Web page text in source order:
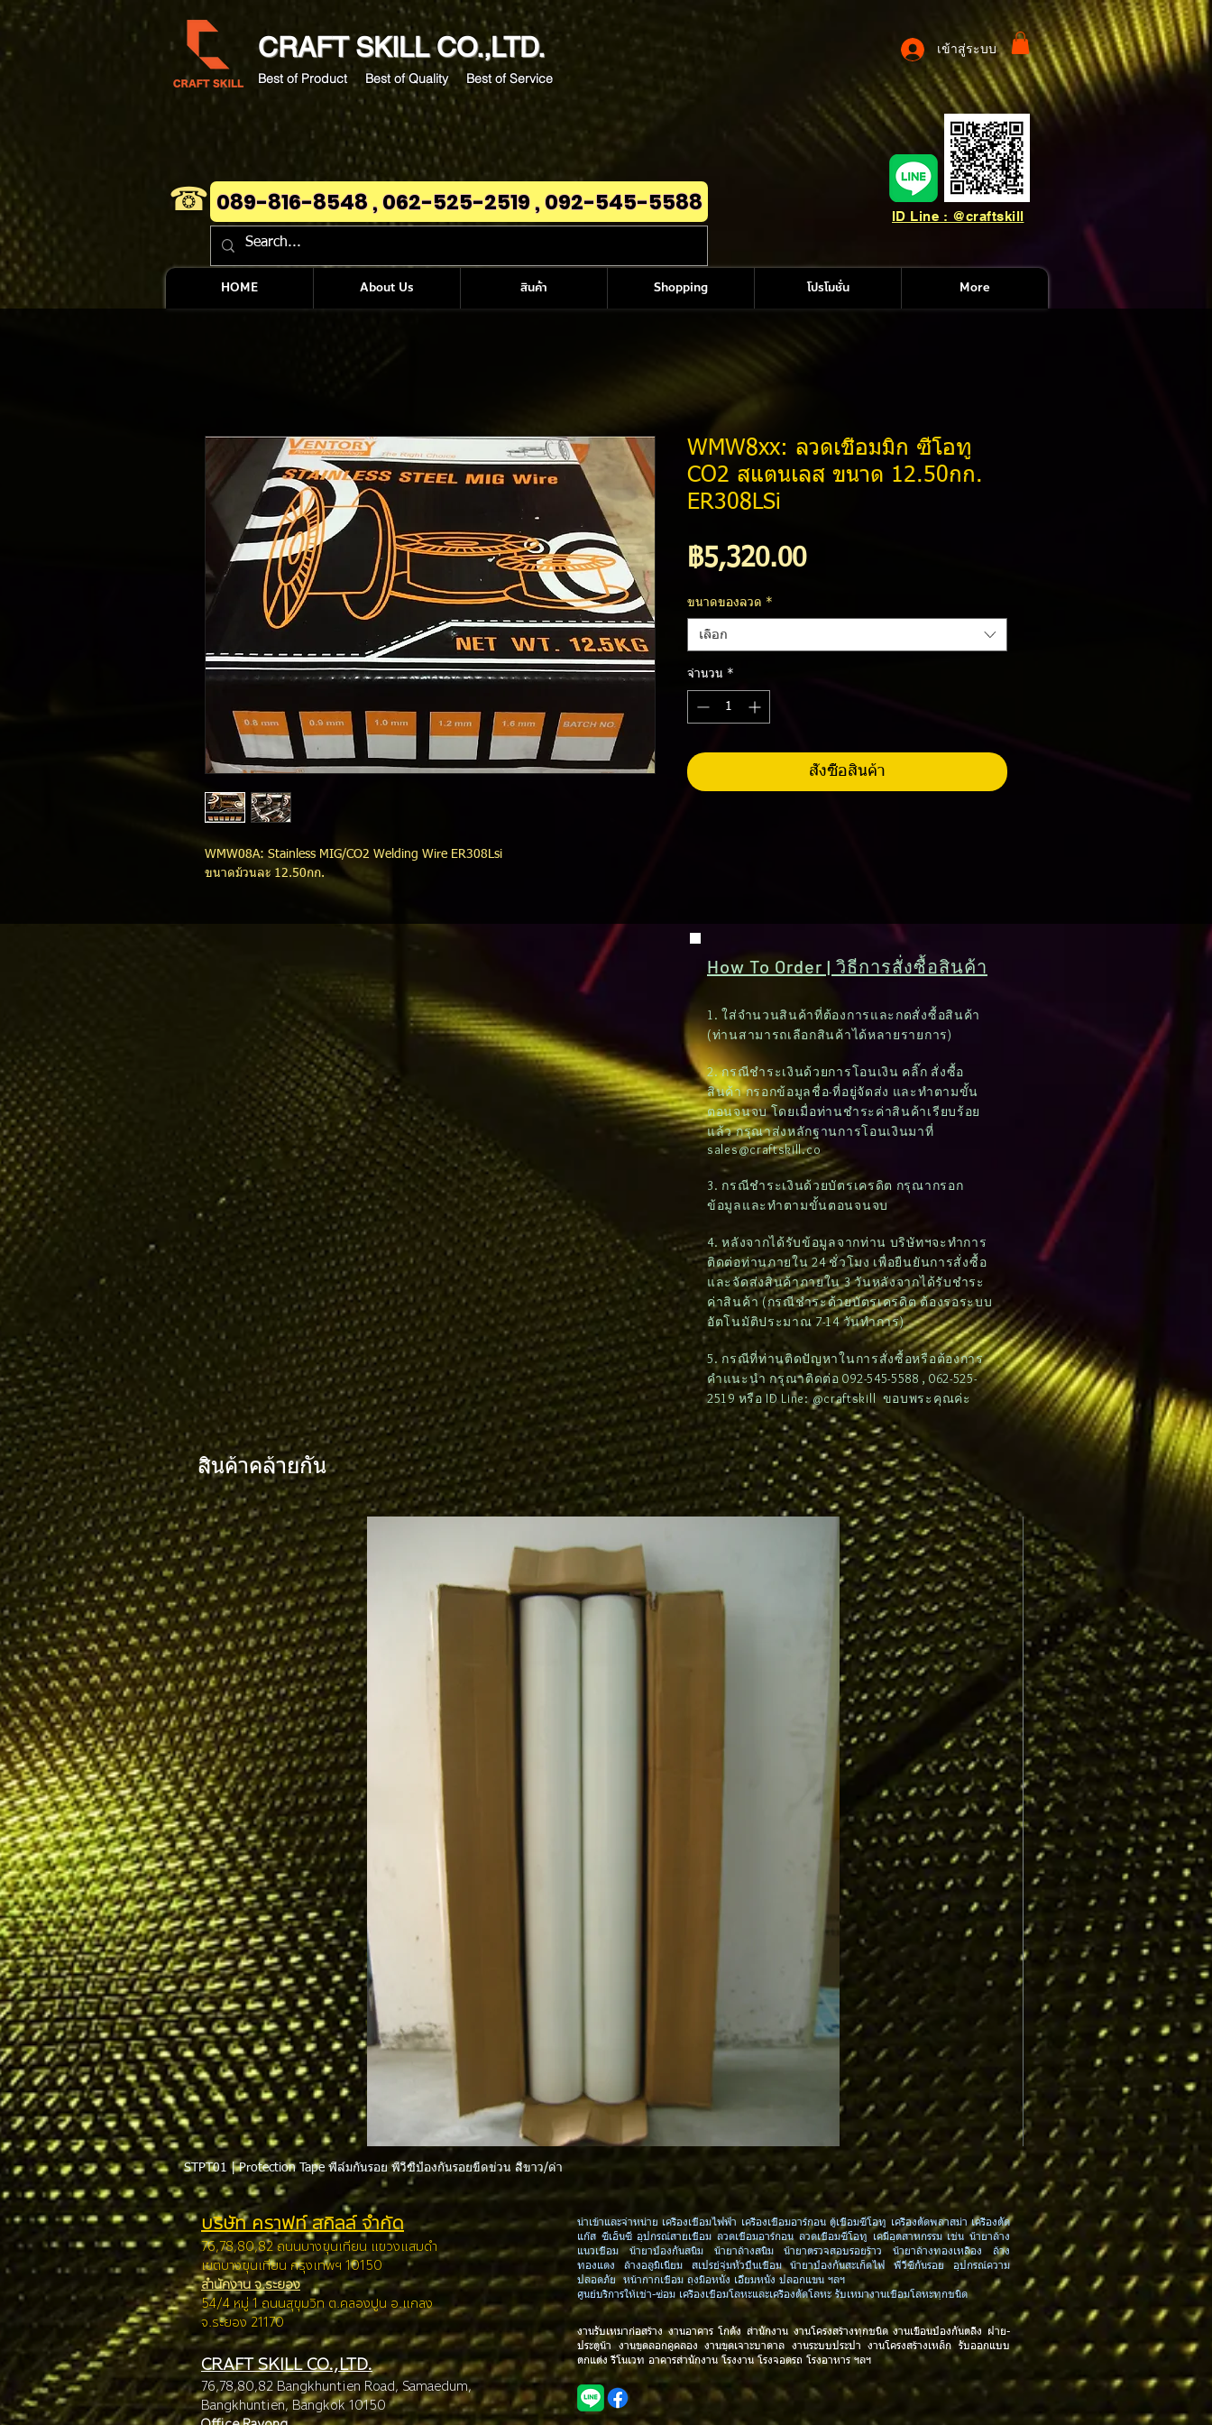
CRAFT SKILL CO.,LTD.
Best of Product Best of Quality Best of Service
เข้าสู่ระบบ
☎ 089-816-8548 , 062-525-2519 , 092-545-5588 ID Line : @craftskill
HOME About Us สินค้า Shopping โปรโมชั่น More
WMW08A: Stainless MIG/CO2 Welding Wire ER308Lsi
ขนาดม้วนละ 12.50กก.
WMW8xx: ลวดเชื่อมมิก ซีโอทู
CO2 สแตนเลส ขนาด 12.50กก.
ER308LSi
฿5,320.00ราคา
ขนาดของลวด *
เลือก
จำนวน *
สั่งซื้อสินค้า
How To Order | วิธีการสั่งซื้อสินค้า
1. ใส่จำนวนสินค้าที่ต้องการและกดสั่งซื้อสินค้า
(ท่านสามารถเลือกสินค้าได้หลายรายการ)
2. กรณีชำระเงินด้วยการโอนเงิน คลิ๊ก สั่งซื้อ
สินค้า กรอกข้อมูลชื่อ-ที่อยู่จัดส่ง และทำตามขั้น
ตอนจนจบ โดยเมื่อท่านชำระค่าสินค้าเรียบร้อย
แล้ว กรุณาส่งหลักฐานการโอนเงินมาที่
sales@craftskill.co
3. กรณีชำระเงินด้วยบัตรเครดิต กรุณากรอก
ข้อมูลและทำตามขั้นตอนจนจบ
4. หลังจากได้รับข้อมูลจากท่าน บริษัทฯจะทำการ
ติดต่อท่านภายใน 24 ชั่วโมง เพื่อยืนยันการสั่งซื้อ
และจัดส่งสินค้าภายใน 3 วันหลังจากได้รับชำระ
ค่าสินค้า (กรณีชำระด้วยบัตรเครดิต ต้องรอระบบ
อัตโนมัติประมาณ 7-14 วันทำการ)
5. กรณีที่ท่านติดปัญหาในการสั่งซื้อหรือต้องการ
คำแนะนำ กรุณาติดต่อ 092-545-5588 , 062-525-
2519 หรือ ID Line: @craftskill ขอบพระคุณค่ะ
สินค้าคล้ายกัน
STPT01 | Protection Tape ฟิล์มกันรอย พีวีซีป้องกันรอยขีดข่วน สีขาว/ดำ MPCTxx : Contact Tip 0.6-0.8-
บริษัท คราฟท์ สกิลล์ จำกัด
76,78,80,82 ถนนบางขุนเทียน แขวงแสมดำ
เขตบางขุนเทียน กรุงเทพฯ 10150
สำนักงาน จ.ระยอง
54/4 หมู่ 1 ถนนสุขุมวิท ต.คลองปูน อ.แกลง
จ.ระยอง 21170
CRAFT SKILL CO.,LTD.
76,78,80,82 Bangkhuntien Road, Samaedum,
Bangkhuntien, Bangkok 10150
นำเข้าและจำหน่าย เครื่องเชื่อมไฟฟ้า เครื่องเชื่อมอาร์กอน ตู้เชื่อมซีโอทู เครื่องตัดพลาสม่า เครื่องตัด
แก๊ส ซีเอ็นซี อุปกรณ์สายเชื่อม ลวดเชื่อมอาร์กอน ลวดเชื่อมซีโอทู เคมีอุตสาหกรรม เช่น น้ำยาล้าง
แนวเชื่อม น้ำยาป้องกันสนิม น้ำยาล้างสนิม น้ำยาตรวจสอบรอยร้าว น้ำยาล้างทองเหลือง ล้าง
ทองแดง ล้างอลูมิเนียม สเปรย์จุ่มหัวปืนเชื่อม น้ำยาป้องกันสะเก็ดไฟ พีวีซีกันรอย อุปกรณ์ความ
ปลอดภัย หน้ากากเชื่อม ถุงมือหนัง เอี๊ยมหนัง ปลอกแขน ฯลฯ
ศูนย์บริการให้เช่า-ซ่อม เครื่องเชื่อมโลหะและเครื่องตัดโลหะ รับเหมางานเชื่อมโลหะทุกชนิด
งานรับเหมาก่อสร้าง งานอาคาร โกดัง สำนักงาน งานโครงสร้างทุกชนิดงานเขื่อนป้องกันตลิ่ง ฝาย-
ประตูน้ำ งานขุดลอกคูคลอง งานขุดเจาะบาดาล งานระบบประปา งานโครงสร้างเหล็ก รับออกแบบ
ตกแต่ง รีโนเวท อาคารสำนักงาน โรงงาน โรงจอดรถ โรงอาหารฯลฯ